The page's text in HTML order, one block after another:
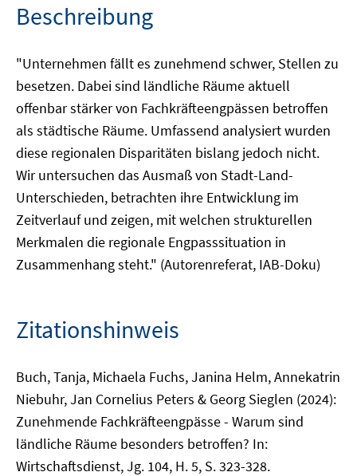
Beschreibung
"Unternehmen fällt es zunehmend schwer, Stellen zu
besetzen. Dabei sind ländliche Räume aktuell
offenbar stärker von Fachkräfteengpässen betroffen
als städtische Räume. Umfassend analysiert wurden
diese regionalen Disparitäten bislang jedoch nicht.
Wir untersuchen das Ausmaß von Stadt-Land-
Unterschieden, betrachten ihre Entwicklung im
Zeitverlauf und zeigen, mit welchen strukturellen
Merkmalen die regionale Engpasssituation in
Zusammenhang steht." (Autorenreferat, IAB-Doku)
Zitationshinweis
Buch, Tanja, Michaela Fuchs, Janina Helm, Annekatrin
Niebuhr, Jan Cornelius Peters & Georg Sieglen (2024):
Zunehmende Fachkräfteengpässe - Warum sind
ländliche Räume besonders betroffen? In:
Wirtschaftsdienst, Jg. 104, H. 5, S. 323-328.